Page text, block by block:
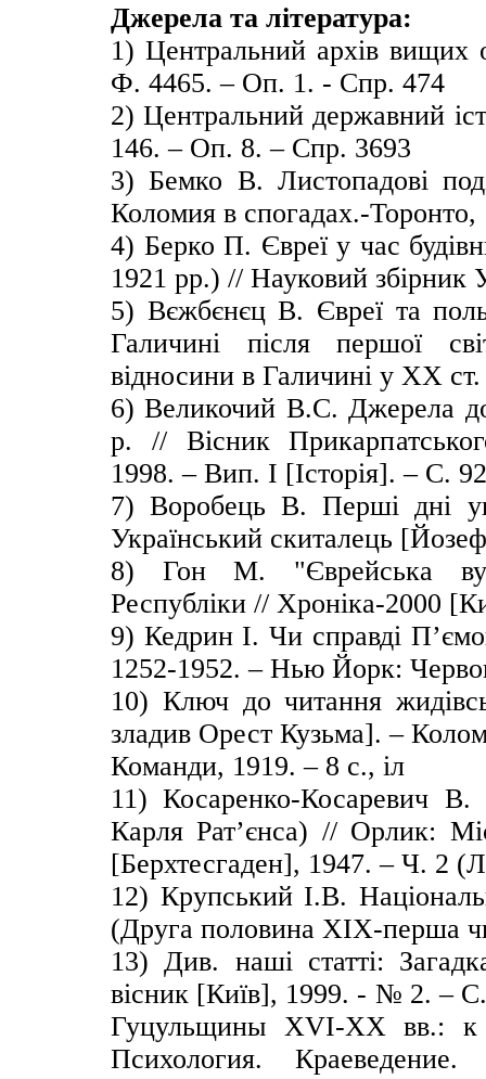
Джерела та література:
1) Центральний архів вищих
Ф. 4465. – Оп. 1. - Спр. 474
2) Центральний державний
146. – Оп. 8. – Спр. 3693
3) Бемко В. Листопадові
Коломия в спогадах.-
4) Берко П. Євреї у час
1921 рр.) // Науковий
5) Вєжбєнєц В. Євреї та
Галичині після першої
відносини в Галичині у ХХ
6) Великочий В.С. Джерела
р. // Вісник
1998. – Вип. І [Історія]. – С.
7) Воробець В. Перші дні
Український скиталець
8) Гон М. "Єврейська
Республіки // Хроніка-2000
9) Кедрин І. Чи справді
1252-1952. – Нью Йорк:
10) Ключ до читання
зладив Орест Кузьма]. –
Команди, 1919. – 8 с., іл
11) Косаренко-Косаревич
Карля Рат’єнса) // Орлик:
[Берхтесгаден], 1947. – Ч. 2
12) Крупський І.В.
(Друга половина ХІХ-перша
13) Див. наші статті:
вісник [Київ], 1999. - № 2. –
Гуцульщины XVI-XX вв.: к
Психология.